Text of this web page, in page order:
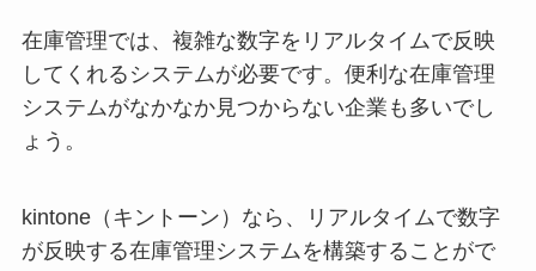
在庫管理では、複雑な数字をリアルタイムで反映
してくれるシステムが必要です。便利な在庫管理
システムがなかなか見つからない企業も多いでし
ょう。
kintone（キントーン）なら、リアルタイムで数字
が反映する在庫管理システムを構築することがで